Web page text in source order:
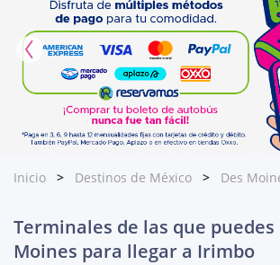
Inicio Destinos de México Des
Terminales de las que
Moines para llegar a Irimbo